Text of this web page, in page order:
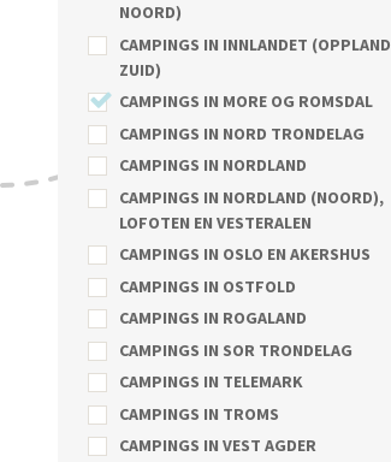
NOORD)
CAMPINGS IN INNLANDET (OPPLAND
ZUID)
CAMPINGS IN MORE OG ROMSDAL
CAMPINGS IN NORD TRONDELAG
CAMPINGS IN NORDLAND
CAMPINGS IN NORDLAND (NOORD),
LOFOTEN EN VESTERALEN
CAMPINGS IN OSLO EN AKERSHUS
CAMPINGS IN OSTFOLD
CAMPINGS IN ROGALAND
CAMPINGS IN SOR TRONDELAG
CAMPINGS IN TELEMARK
CAMPINGS IN TROMS
CAMPINGS IN VEST AGDER